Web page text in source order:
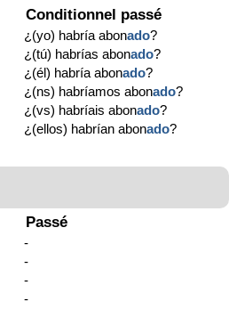
Conditionnel passé
¿(yo) habría abonado?
¿(tú) habrías abonado?
¿(él) habría abonado?
¿(ns) habríamos abonado?
¿(vs) habríais abonado?
¿(ellos) habrían abonado?
Passé
-
-
-
-